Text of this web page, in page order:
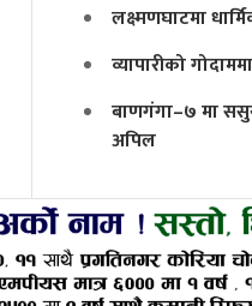
लक्ष्मणघाटमा
व्यापारीको
बाणगंगा–७ मा
अपिल